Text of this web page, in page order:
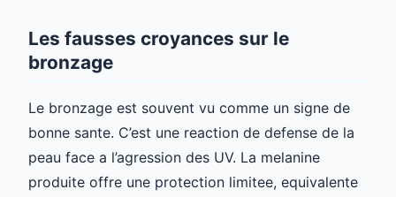
Les fausses croyances sur le
bronzage
Le bronzage est souvent vu comme un signe de
bonne sante. C’est une reaction de defense de la
peau face a l’agression des UV. La melanine
produite offre une protection limitee, equivalente